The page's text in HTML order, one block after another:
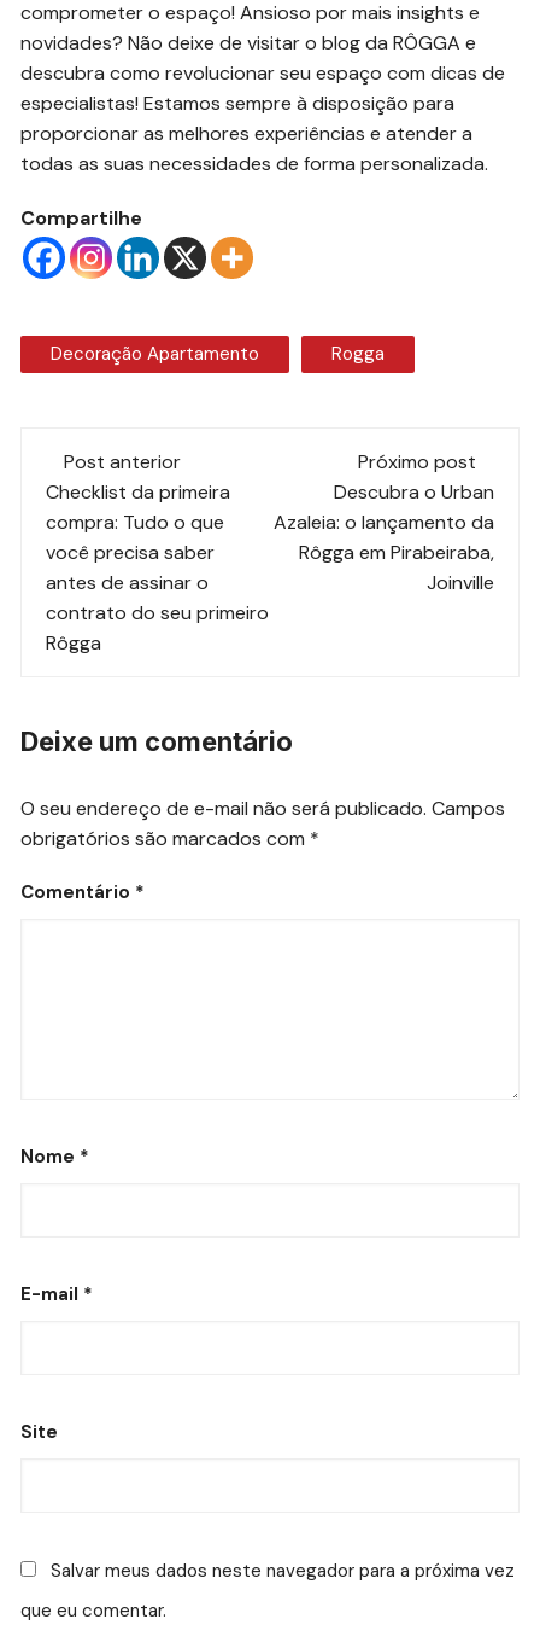
comprometer o espaço! Ansioso por mais insights e
novidades? Não deixe de visitar o blog da RÔGGA e
descubra como revolucionar seu espaço com dicas de
especialistas! Estamos sempre à disposição para
proporcionar as melhores experiências e atender a
todas as suas necessidades de forma personalizada.
Compartilhe
Decoração Apartamento Rogga
Navegação
de
post
Post anterior
Checklist da primeira
compra: Tudo o que
você precisa saber
antes de assinar o
contrato do seu primeiro
Rôgga
Próximo post
Descubra o Urban
Azaleia: o lançamento da
Rôgga em Pirabeiraba,
Joinville
Deixe um comentário
O seu endereço de e-mail não será publicado. Campos
obrigatórios são marcados com *
Comentário *
Nome *
E-mail *
Site
Salvar meus dados neste navegador para a próxima vez
que eu comentar.